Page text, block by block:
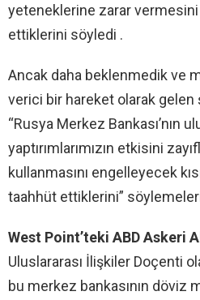
yeteneklerine zarar vermesini
ettiklerini söyledi .
Ancak daha beklenmedik ve
verici bir hareket olarak
“Rusya Merkez Bankası’nın
yaptırımlarımızın etkisini
kullanmasını engelleyecek
taahhüt ettiklerini”
West Point’teki ABD Askeri
Uluslararası İlişkiler Doçenti
bu merkez bankasının döviz